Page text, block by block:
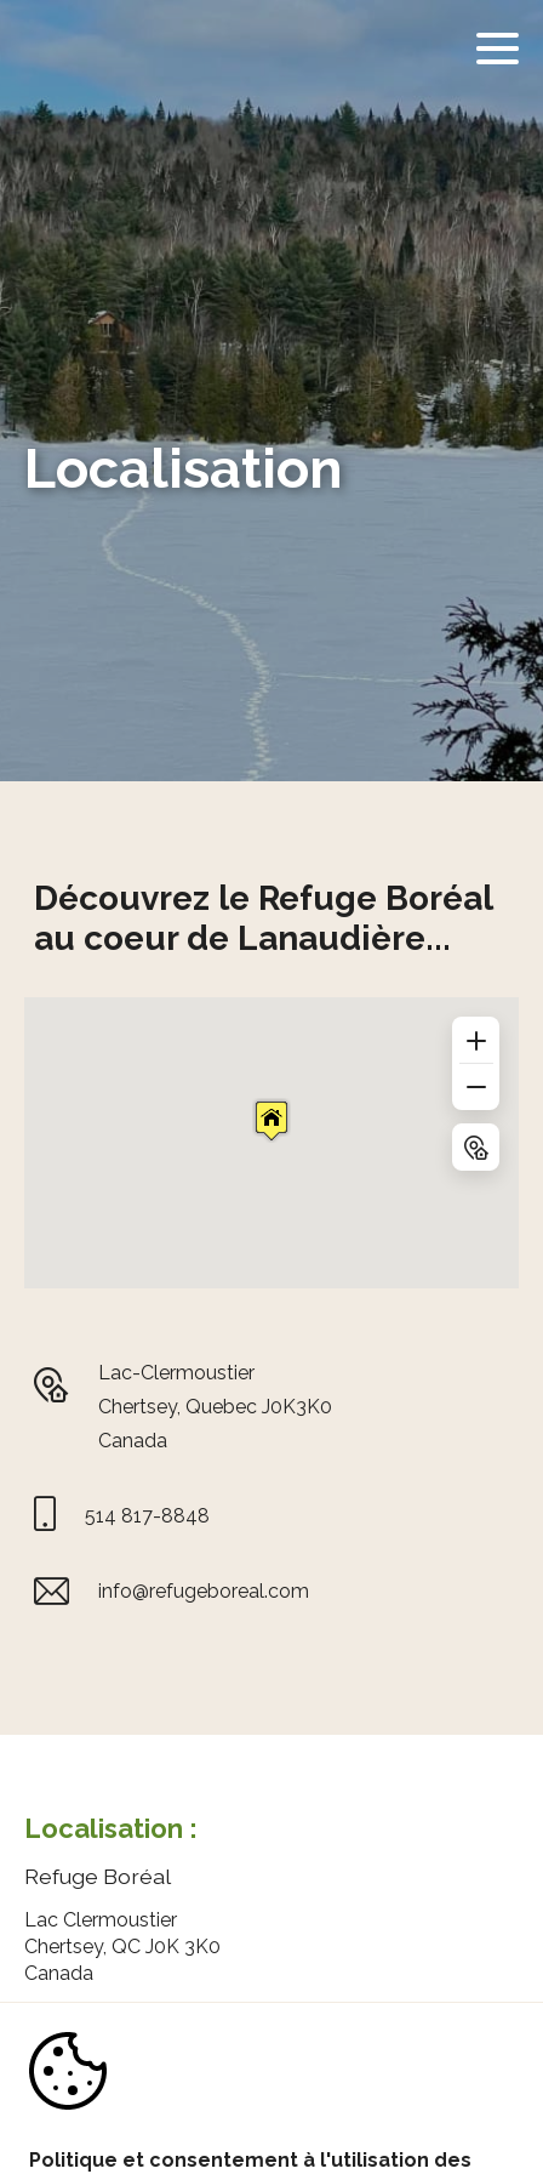
Localisation
Découvrez le Refuge Boréal
au coeur de Lanaudière...
Lac-Clermoustier
Chertsey, Quebec J0K3K0
Canada
514 817-8848
info@refugeboreal.com
Politique et consentement à l'utilisation des
Localisation :
Refuge Boréal
Lac Clermoustier
Chertsey, QC J0K 3K0
Canada
Contactez nous :
-